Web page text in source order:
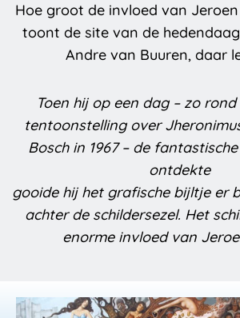
Hoe groot de invloed van
toont de site van de
Andre van Buuren, daar
Toen hij op een dag – zo
tentoonstelling over
Bosch in 1967 – de
ontdekte
gooide hij het grafische bijltje er
achter de schildersezel. Het
enorme invloed van